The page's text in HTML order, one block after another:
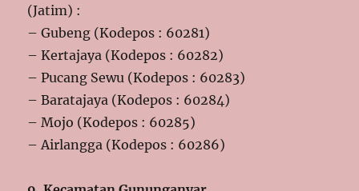
(Jatim) :
– Gubeng (Kodepos : 60281)
– Kertajaya (Kodepos : 60282)
– Pucang Sewu (Kodepos : 60283)
– Baratajaya (Kodepos : 60284)
– Mojo (Kodepos : 60285)
– Airlangga (Kodepos : 60286)